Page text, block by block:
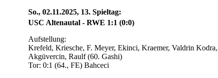
So., 02.11.2025, 13. Spieltag:
USC Altenautal - RWE 1:1 (0:0)
Aufstellung:
Krefeld, Kriesche, F. Meyer, Ekinci, Kraemer, Valdrin
Akgüvercin, Raulf (60. Gashi)
Tor: 0:1 (64., FE) Bahceci